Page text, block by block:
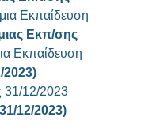
Εκπαίδευση
Εκπ/σης
Εκπαίδευση
2023)
31/12/2023
12/2023)